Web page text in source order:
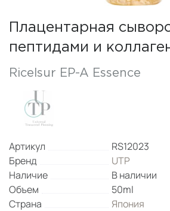
Плацентарная
пептидами и
Ricelsur EP-A Essence
Артикул
RS12023
Бренд
UTP
Наличие
В наличии
Объем
50ml
Страна
Япония